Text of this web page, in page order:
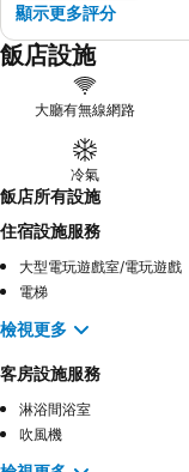
顯示更多評分
飯店設施
大廳有無線網路
冷氣
飯店所有設施
住宿設施服務
大型電玩遊戲室/電玩遊戲
電梯
檢視更多
客房設施服務
淋浴間浴室
吹風機